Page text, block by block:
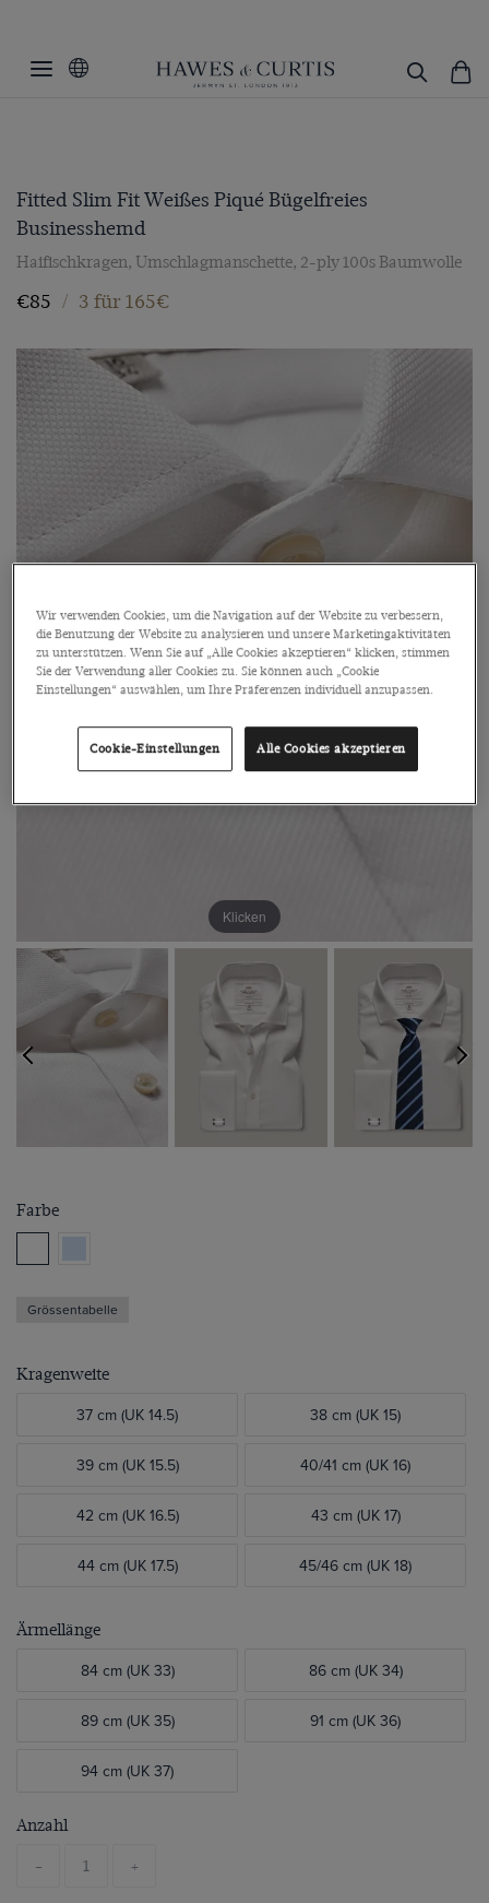
Fitted Slim Fit Weißes Piqué Bügelfreies
Businesshemd
Haifischkragen, Umschlagmanschette, 2-ply 100s Baumwolle
€85 / 3 für 165€
Klicken
Farbe
Grössentabelle
Kragenweite
37 cm (UK 14.5) 38 cm (UK 15)
39 cm (UK 15.5) 40/41 cm (UK 16)
42 cm (UK 16.5) 43 cm (UK 17)
44 cm (UK 17.5) 45/46 cm (UK 18)
Ärmellänge
84 cm (UK 33) 86 cm (UK 34)
89 cm (UK 35) 91 cm (UK 36)
94 cm (UK 37)
Anzahl
- +
Wir verwenden Cookies, um die Navigation auf der Website zu verbessern,
die Benutzung der Website zu analysieren und unsere Marketingaktivitäten
zu unterstützen. Wenn Sie auf „Alle Cookies akzeptieren“ klicken, stimmen
Sie der Verwendung aller Cookies zu. Sie können auch „Cookie
Einstellungen“ auswählen, um Ihre Präferenzen individuell anzupassen.
Cookie-Einstellungen Alle Cookies akzeptieren